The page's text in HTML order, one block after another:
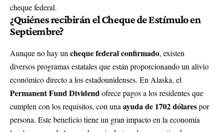
cheque federal.
¿Quiénes recibirán el Cheque de Estímulo en
Septiembre?
Aunque no hay un cheque federal confirmado, existen
diversos programas estatales que están proporcionando un alivio
económico directo a los estadounidenses. En Alaska, el
Permanent Fund Dividend ofrece pagos a los residentes que
cumplen con los requisitos, con una ayuda de 1702 dólarespor
persona. Este beneficio tiene un gran impacto en la economía